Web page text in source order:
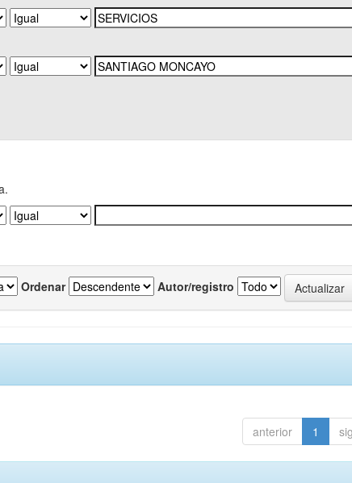
Ordenar Autor/registro
anterior 1